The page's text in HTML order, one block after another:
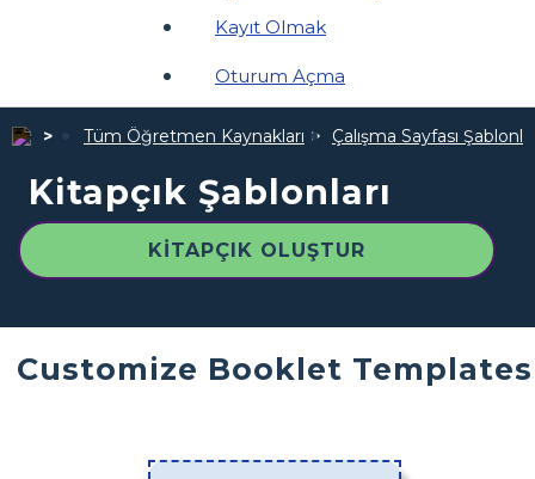
Kayıt Olmak
Oturum Açma
Tüm Öğretmen Kaynakları Çalışma Sayfası
Kitapçık Şablonları
KITAPÇIK OLUŞTUR
Customize Booklet Templates